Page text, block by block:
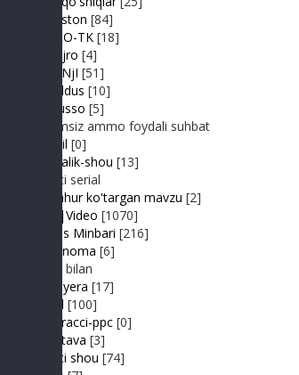
IJODiston [84]
IMPRO-TK [18]
Jonli ijro [4]
JuMaNjI [51]
JurYuldus [10]
Kaktusso [5]
Yoqimsiz ammo foydali suhbat
Kongil [0]
Kundalik-shou [13]
Realiti serial
Mashhur ko'targan mavzu [2]
MP3|Video [1070]
Muhlis Minbari [216]
Ovoznoma [6]
Luiza bilan
Premyera [17]
Prikol [100]
Paparacci-ppc [0]
Podstava [3]
Realiti shou [74]